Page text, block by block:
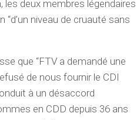
les deux membres légendaires
“d’un niveau de cruauté sans
que “FTV a demandé une
de nous fournir le CDI
à un désaccord
en CDD depuis 36 ans